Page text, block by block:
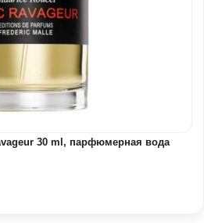
30 ml, парфюмерная вода